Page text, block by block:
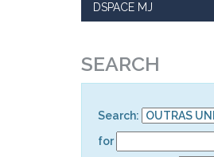
DSPACE MJ
SEARCH
Search:
for